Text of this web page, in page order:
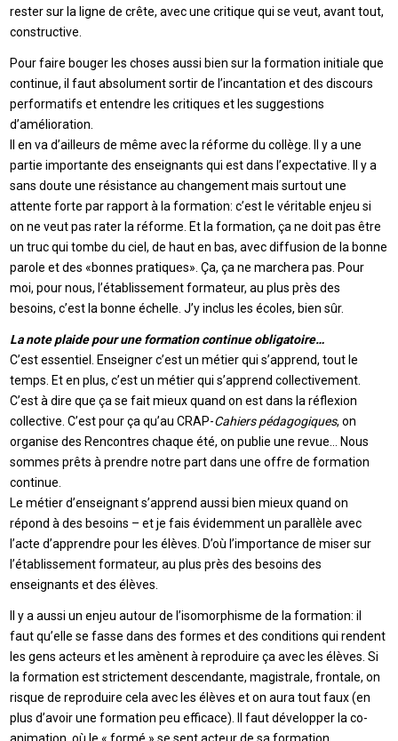
rester sur la ligne de crête, avec une critique qui se veut, avant tout,
constructive.
Pour faire bouger les choses aussi bien sur la formation initiale que
continue, il faut absolument sortir de l’incantation et des discours
performatifs et entendre les critiques et les suggestions
d’amélioration.
Il en va d’ailleurs de même avec la réforme du collège. Il y a une
partie importante des enseignants qui est dans l’expectative. Il y a
sans doute une résistance au changement mais surtout une
attente forte par rapport à la formation: c’est le véritable enjeu si
on ne veut pas rater la réforme. Et la formation, ça ne doit pas être
un truc qui tombe du ciel, de haut en bas, avec diffusion de la bonne
parole et des «bonnes pratiques». Ça, ça ne marchera pas. Pour
moi, pour nous, l’établissement formateur, au plus près des
besoins, c’est la bonne échelle. J’y inclus les écoles, bien sûr.
La note plaide pour une formation continue obligatoire…
C’est essentiel. Enseigner c’est un métier qui s’apprend, tout le
temps. Et en plus, c’est un métier qui s’apprend collectivement.
C’est à dire que ça se fait mieux quand on est dans la réflexion
collective. C’est pour ça qu’au CRAP-Cahiers pédagogiques, on
organise des Rencontres chaque été, on publie une revue… Nous
sommes prêts à prendre notre part dans une offre de formation
continue.
Le métier d’enseignant s’apprend aussi bien mieux quand on
répond à des besoins – et je fais évidemment un parallèle avec
l’acte d’apprendre pour les élèves. D’où l’importance de miser sur
l’établissement formateur, au plus près des besoins des
enseignants et des élèves.
Il y a aussi un enjeu autour de l’isomorphisme de la formation: il
faut qu’elle se fasse dans des formes et des conditions qui rendent
les gens acteurs et les amènent à reproduire ça avec les élèves. Si
la formation est strictement descendante, magistrale, frontale, on
risque de reproduire cela avec les élèves et on aura tout faux (en
plus d’avoir une formation peu efficace). Il faut développer la co-